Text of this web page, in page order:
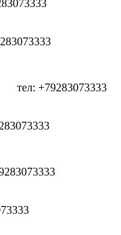
тел: +79283073333